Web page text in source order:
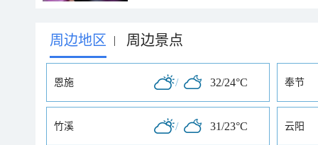
周边地区 | 周边景点
恩施 / 32/24°C 奉节
竹溪 / 31/23°C 云阳